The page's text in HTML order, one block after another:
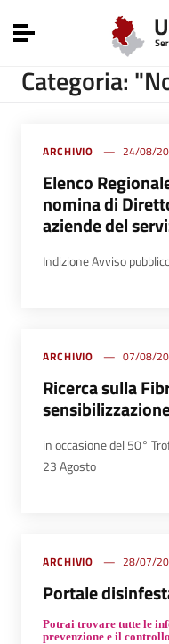
Vai al menu di
Toggle navigation
Categoria:
ARCHIVIO 24/08/
Elenco
nomina di
aziende del
Indizione Avviso
ARCHIVIO 07/08/
Ricerca sulla
in occasione del 50°
23 Agosto
ARCHIVIO 28/07/
Portale
Potrai trovare tutte le
prevenzione e il